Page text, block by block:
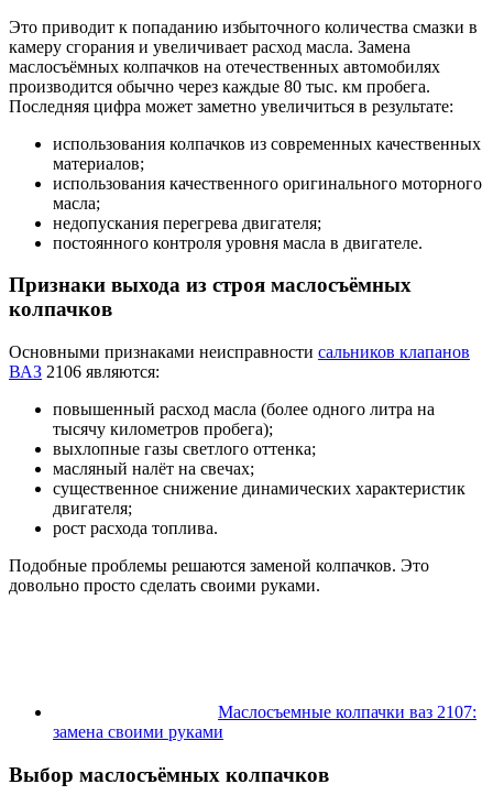
Это приводит к попаданию избыточного количества смазки в
камеру сгорания и увеличивает расход масла. Замена
маслосъёмных колпачков на отечественных автомобилях
производится обычно через каждые 80 тыс. км пробега.
Последняя цифра может заметно увеличиться в результате:
использования колпачков из современных качественных
материалов;
использования качественного оригинального моторного
масла;
недопускания перегрева двигателя;
постоянного контроля уровня масла в двигателе.
Признаки выхода из строя маслосъёмных
колпачков
Основными признаками неисправности сальников клапанов
ВАЗ 2106 являются:
повышенный расход масла (более одного литра на
тысячу километров пробега);
выхлопные газы светлого оттенка;
масляный налёт на свечах;
существенное снижение динамических характеристик
двигателя;
рост расхода топлива.
Подобные проблемы решаются заменой колпачков. Это
довольно просто сделать своими руками.
Маслосъемные колпачки ваз 2107:
замена своими руками
Выбор маслосъёмных колпачков